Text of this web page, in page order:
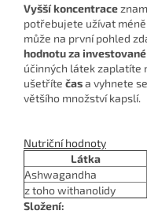
Vyšší koncentrace
potřebujete užívat
může na první pohled
hodnotu za
účinných látek zaplatíte
ušetříte časa vyhnete se
většího množství kapslí.
Nutriční hodnoty
Látka
Ashwagandha
z toho withanolidy
Složení: